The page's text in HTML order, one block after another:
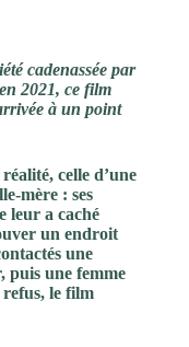
cadenassée par
2021, ce film
à un point
celle d’une
mère : ses
leur a caché
un endroit
une
puis une femme
le film